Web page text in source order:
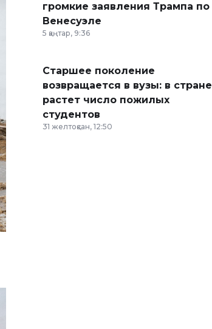
громкие заявления Трампа по
Венесуэле
5 қаңтар, 9:36
Старшее поколение
возвращается в вузы: в стране
растет число пожилых
студентов
31 желтоқсан, 12:50